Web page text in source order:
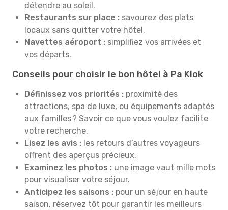
détendre au soleil.
Restaurants sur place : savourez des plats
locaux sans quitter votre hôtel.
Navettes aéroport : simplifiez vos arrivées et
vos départs.
Conseils pour choisir le bon hôtel à Pa Klok
Définissez vos priorités : proximité des
attractions, spa de luxe, ou équipements adaptés
aux familles ? Savoir ce que vous voulez facilite
votre recherche.
Lisez les avis : les retours d’autres voyageurs
offrent des aperçus précieux.
Examinez les photos : une image vaut mille mots
pour visualiser votre séjour.
Anticipez les saisons : pour un séjour en haute
saison, réservez tôt pour garantir les meilleurs